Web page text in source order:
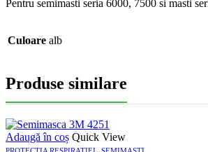
Pentru semimasti seria 6000, 7500 si masti
Culoare alb
Produse similare
Adaugă în coș Quick View
,